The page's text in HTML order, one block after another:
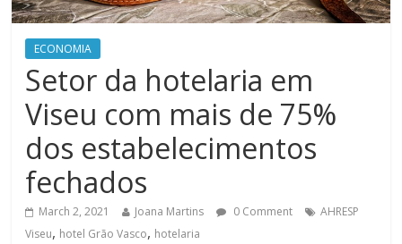
ECONOMIA
Setor da hotelaria em
Viseu com mais de 75%
dos estabelecimentos
fechados
March 2, 2021 Joana Martins 0 Comment
AHRESP
Viseu, hotel Grão Vasco, hotelaria